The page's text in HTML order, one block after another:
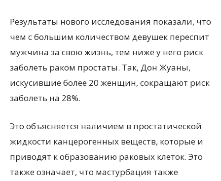
Результаты нового исследования показали, что
чем с большим количеством девушек переспит
мужчина за свою жизнь, тем ниже у него риск
заболеть раком простаты. Так, Дон Жуаны,
искусившие более 20 женщин, сокращают риск
заболеть на 28%.
Это объясняется наличием в простатической
жидкости канцерогенных веществ, которые и
приводят к образованию раковых клеток. Это
также означает, что мастурбация также